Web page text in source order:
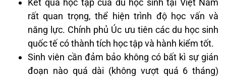
rất quan trọng, thể hiện trình độ học vấn và
năng lực. Chính phủ Úc ưu tiên các du học sinh
quốc tế có thành tích học tập và hành kiểm tốt.
Sinh viên cần đảm bảo không có bất kì sự gián
đoạn nào quá dài (không vượt quá 6 tháng)